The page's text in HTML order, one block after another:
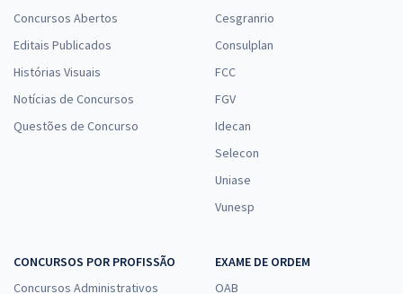
Concursos Abertos
Editais Publicados
Histórias Visuais
Notícias de Concursos
Questões de Concurso
Cesgranrio
Consulplan
FCC
FGV
Idecan
Selecon
Uniase
Vunesp
CONCURSOS POR PROFISSÃO
Concursos Administrativos
EXAME DE ORDEM
OAB